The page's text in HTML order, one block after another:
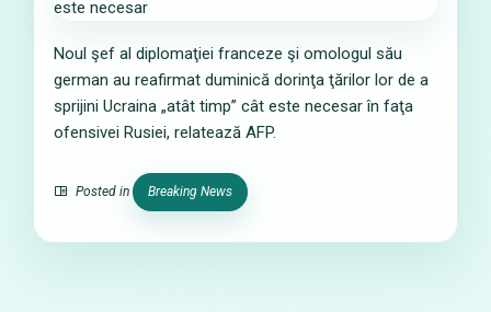
Noul şef al diplomaţiei franceze şi omologul său
german au reafirmat duminică dorinţa ţărilor lor de a
sprijini Ucraina „atât timp” cât este necesar în faţa
ofensivei Rusiei, relatează AFP.
Posted in Breaking News